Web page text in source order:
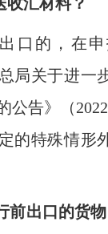
的，在申
局关于进一
公告》（
的特殊情形
出口的货物